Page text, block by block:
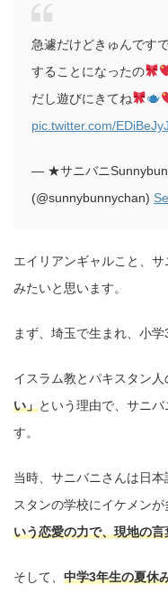
急遽だけどきゅんです
することになったの
だし遊びにきてね
pic.twitter.com/
— ★サニバニ
(@sunnybunnychan)
エイリアンギャルこと、
みたいと思います。
まず、埼玉で生まれ、小
イスラム教とパキスタン人
い」という理由で、サニ
す。
当時、サニバニさんは日
スタンの学校にイケメンが
いう恋愛の力で、現地の
そして、 中学3年生の夏休